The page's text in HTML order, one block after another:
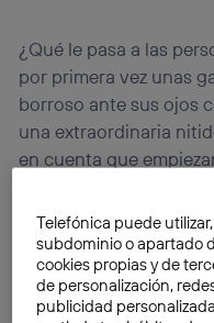
¿Qué le pasa a las
por primera vez unas
borroso ante sus ojos
una extraordinaria
en cuenta que
sus dioptrías eran
ocurre elnanoscopio,
cambiado la forma de
Telefónica puede
subdominio o apartado
cookies propias y de
de personalización,
publicidad